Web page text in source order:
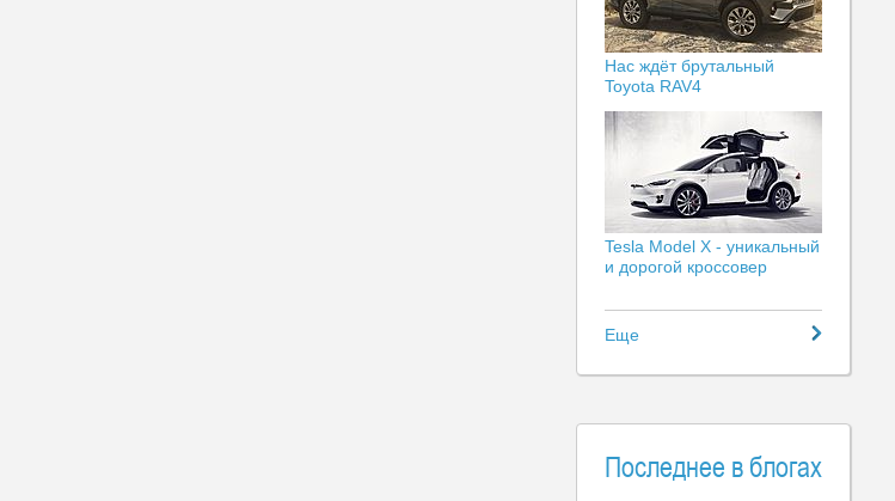
Нас ждёт брутальный
Toyota RAV4
Tesla Model X - уникальный
и дорогой кроссовер
Еще
Последнее в блогах